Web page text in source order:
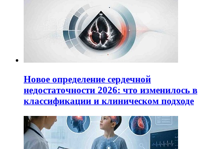
Новое определение сердечной
недостаточности 2026: что изменилось в
классификации и клиническом подходе